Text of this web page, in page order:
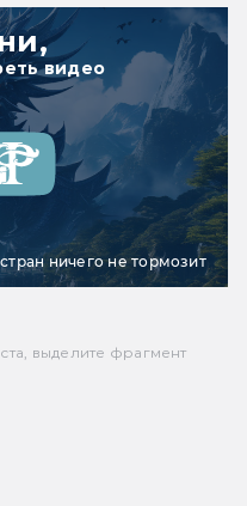
видео
ничего не тормозит
выделите фрагмент